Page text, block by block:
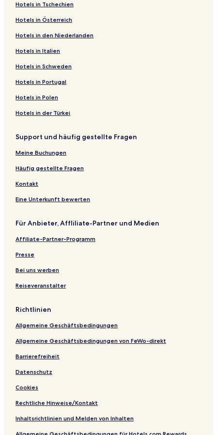
Hotels in Tschechien
Hotels in Österreich
Hotels in den Niederlanden
Hotels in Italien
Hotels in Schweden
Hotels in Portugal
Hotels in Polen
Hotels in der Türkei
Support und häufig gestellte Fragen
Meine Buchungen
Häufig gestellte Fragen
Kontakt
Eine Unterkunft bewerten
Für Anbieter, Affliliate-Partner und Medien
Affiliate-Partner-Programm
Presse
Bei uns werben
Reiseveranstalter
Richtlinien
Allgemeine Geschäftsbedingungen
Allgemeine Geschäftsbedingungen von FeWo-direkt
Barrierefreiheit
Datenschutz
Cookies
Rechtliche Hinweise/Kontakt
Inhaltsrichtlinien und Melden von Inhalten